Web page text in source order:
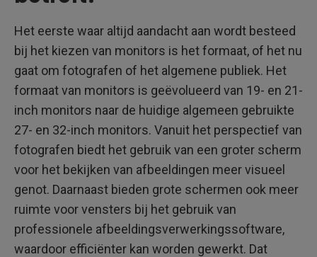
Het eerste waar altijd aandacht aan wordt besteed
bij het kiezen van monitors is het formaat, of het nu
gaat om fotografen of het algemene publiek. Het
formaat van monitors is geëvolueerd van 19- en 21-
inch monitors naar de huidige algemeen gebruikte
27- en 32-inch monitors. Vanuit het perspectief van
fotografen biedt het gebruik van een groter scherm
voor het bekijken van afbeeldingen meer visueel
genot. Daarnaast bieden grote schermen ook meer
ruimte voor vensters bij het gebruik van
professionele afbeeldingsverwerkingssoftware,
waardoor efficiënter kan worden gewerkt. Dat